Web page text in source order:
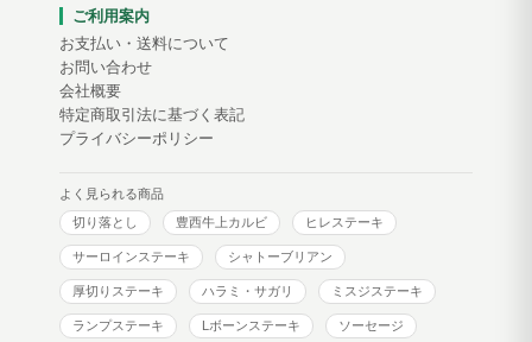
ご利用案内
お支払い・送料について
お問い合わせ
会社概要
特定商取引法に基づく表記
プライバシーポリシー
よく見られる商品
切り落とし
豊西牛上カルビ ヒレステーキ
サーロインステーキ シャトーブリアン
厚切りステーキ ハラミ・サガリ ミスジステーキ
ランプステーキ Lボーンステーキ ソーセージ